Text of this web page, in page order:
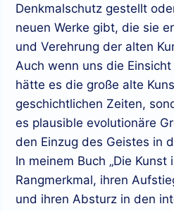
Denkmalschutz gestellt
neuen Werke gibt, die sie
und Verehrung der alten
Auch wenn uns die
hätte es die große alte
geschichtlichen Zeiten,
es plausible evolutionäre
den Einzug des Geistes in
In meinem Buch „Die
Rangmerkmal, ihren
und ihren Absturz in den